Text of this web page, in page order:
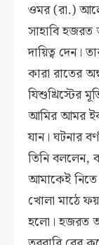
ওমর (রা.)
সাহাবি
দায়িত্ব দেন।
কারা রাতের
যিশুখ্রিস্টের
আমির আমর
যান। ঘটনার
তিনি বললেন,
আমাকেই
খোলা মাঠে
হলো। হজরত